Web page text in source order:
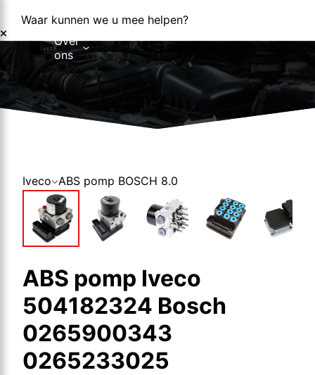
Waar kunnen we u mee helpen?
HomeOver
ons
Over ons
Nieuws
Reparaties Reparatieformulier Foutcodes
Iveco ABS pomp BOSCH 8.0
ABS pomp Iveco
504182324 Bosch
0265900343
0265233025